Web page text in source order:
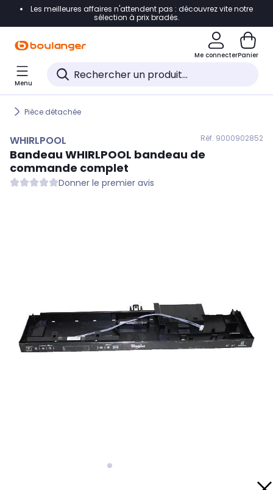
Accéder directement à la navigation
Accéder directement au pied de page
Accéder directement au chatbot
Les meilleures affaires n'attendent pas : découvrez vite notre
sélection à prix bradés.
Me connecterPanier
Menu
Pièce détachée
WHIRLPOOL Réf. 9000902852
Bandeau WHIRLPOOL bandeau de
commande complet
Donner le premier avis